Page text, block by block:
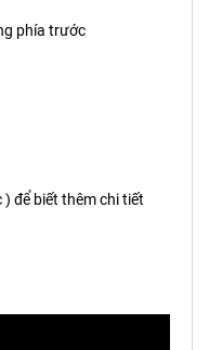
phía trước
để biết thêm chi tiết